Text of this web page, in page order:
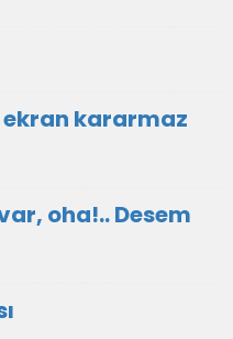
ekran kararmaz
oha!.. Desem